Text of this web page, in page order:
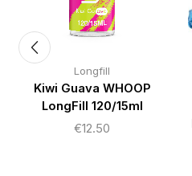
Longfill
Kiwi Guava WHOOP
LongFill 120/15ml
€12.50